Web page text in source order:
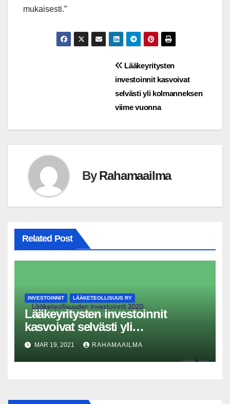
mukaisesti.”
Lääkeyritysten
investoinnit kasvoivat
selvästi yli kolmanneksen
viime vuonna
ByRahamaailma
Related Post
INVESTOINNIT LÄÄKETEOLLISUUS RY
Lääkeyritysten investoinnit
kasvoivat selvästi yli
kolmanneksen viime vuonna
MAR 19, 2021 RAHAMAAILMA